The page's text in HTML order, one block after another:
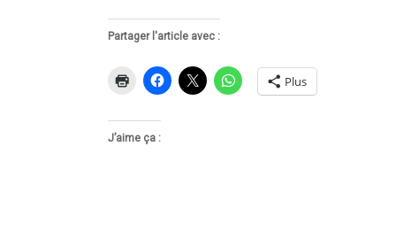
Partager l'article avec :
Plus
J’aime ça :